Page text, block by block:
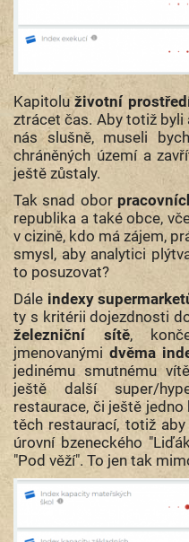
Kapitoluživotní
ztrácet čas. Aby totiž
nás slušně, museli
chráněných území a
ještě zůstaly.
Tak snad obor
republika a také obce,
v cizině, kdo má zájem,
smysl, aby analytici
to posuzovat?
Dále indexy
ty s kritérii dojezdnosti
železniční sítě,
jmenovanýmidvěma
jedinému smutnému
ještě další super/
restaurace, či ještě
těch restaurací, totiž
úrovní bzeneckého
"Pod věží". To jen tak